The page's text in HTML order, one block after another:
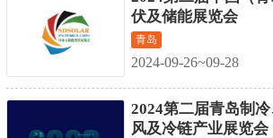
伏及储能展览会
青岛
2024-09-26~09-28
2024第二届青岛制
风及冷链产业展览会